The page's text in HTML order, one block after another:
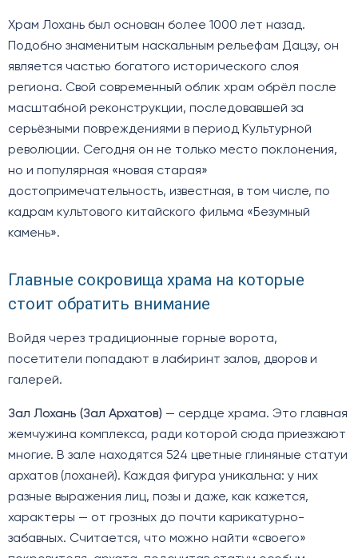
Храм Лохань был основан более 1000 лет назад.
Подобно знаменитым наскальным рельефам Дацзу, он
является частью богатого исторического слоя
региона. Свой современный облик храм обрёл после
масштабной реконструкции, последовавшей за
серьёзными повреждениями в период Культурной
революции. Сегодня он не только место поклонения,
но и популярная «новая старая»
достопримечательность, известная, в том числе, по
кадрам культового китайского фильма «Безумный
камень».
Главные сокровища храма на которые
стоит обратить внимание
Войдя через традиционные горные ворота,
посетители попадают в лабиринт залов, дворов и
галерей.
Зал Лохань (Зал Архатов) — сердце храма. Это главная
жемчужина комплекса, ради которой сюда приезжают
многие. В зале находятся 524 цветные глиняные статуи
архатов (лоханей). Каждая фигура уникальна: у них
разные выражения лиц, позы и даже, как кажется,
характеры — от грозных до почти карикатурно-
забавных. Считается, что можно найти «своего»